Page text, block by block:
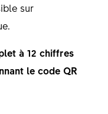
sur
à 12 chiffres
le code QR